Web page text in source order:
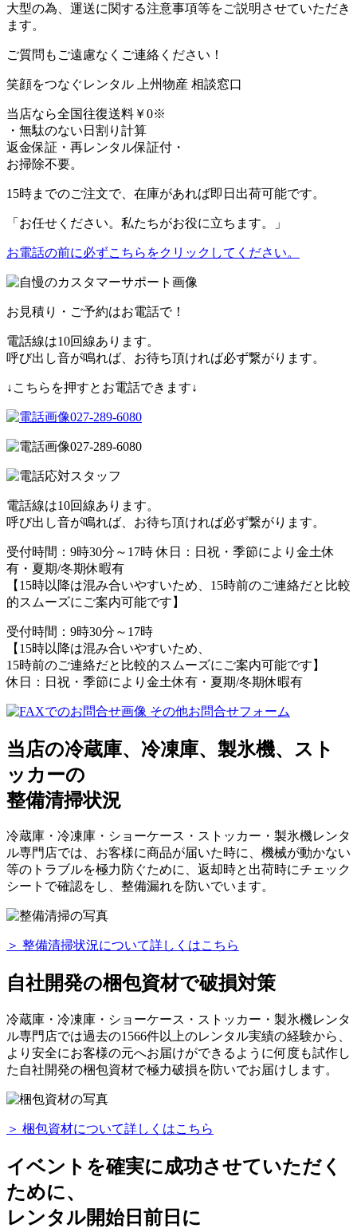
大型の為、運送に関する注意事項等をご説明させていただき
ます。
ご質問もご遠慮なくご連絡ください！
笑顔をつなぐレンタル 上州物産 相談窓口
当店なら全国往復送料￥0※
・無駄のない日割り計算
返金保証・再レンタル保証付・
お掃除不要。
15時までのご注文で、在庫があれば即日出荷可能です。
「お任せください。私たちがお役に立ちます。」
お電話の前に必ずこちらをクリックしてください。
お見積り・ご予約はお電話で！
電話線は10回線あります。
呼び出し音が鳴れば、お待ち頂ければ必ず繋がります。
↓こちらを押すとお電話できます↓
027-289-6080
027-289-6080
電話線は10回線あります。
呼び出し音が鳴れば、お待ち頂ければ必ず繋がります。
受付時間：9時30分～17時 休日：日祝・季節により金土休
有・夏期/冬期休暇有
【15時以降は混み合いやすいため、15時前のご連絡だと比較
的スムーズにご案内可能です】
受付時間：9時30分～17時
【15時以降は混み合いやすいため、
15時前のご連絡だと比較的スムーズにご案内可能です】
休日：日祝・季節により金土休有・夏期/冬期休暇有
その他お問合せフォーム
当店の冷蔵庫、冷凍庫、製氷機、スト
ッカーの
整備清掃状況
冷蔵庫・冷凍庫・ショーケース・ストッカー・製氷機レンタ
ル専門店では、お客様に商品が届いた時に、機械が動かない
等のトラブルを極力防ぐために、返却時と出荷時にチェック
シートで確認をし、整備漏れを防いでいます。
＞ 整備清掃状況について詳しくはこちら
自社開発の梱包資材で破損対策
冷蔵庫・冷凍庫・ショーケース・ストッカー・製氷機レンタ
ル専門店では過去の1566件以上のレンタル実績の経験から、
より安全にお客様の元へお届けができるように何度も試作し
た自社開発の梱包資材で極力破損を防いでお届けします。
＞ 梱包資材について詳しくはこちら
イベントを確実に成功させていただく
ために、
レンタル開始日前日に